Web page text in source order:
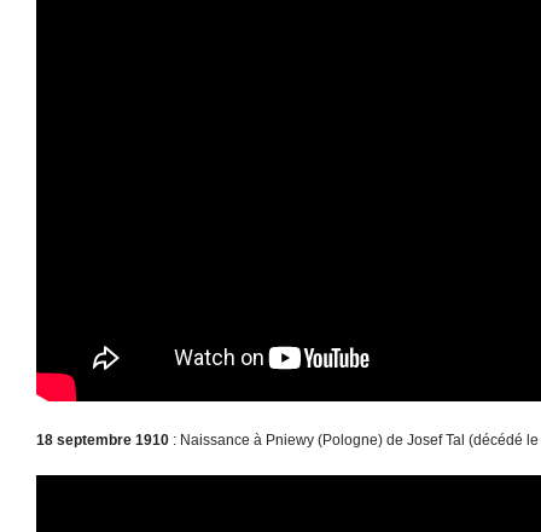
18 septembre 1910 : Naissance à Pniewy (Pologne) de Josef Tal (décédé